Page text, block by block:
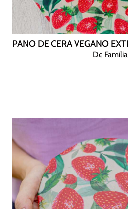
De Família